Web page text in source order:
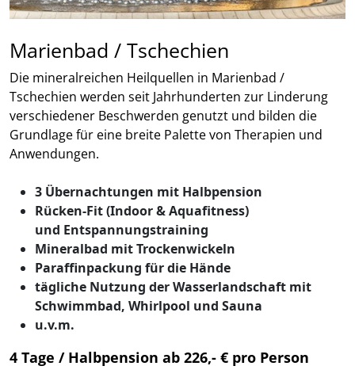
Marienbad / Tschechien
Die mineralreichen Heilquellen in Marienbad /
Tschechien werden seit Jahrhunderten zur Linderung
verschiedener Beschwerden genutzt und bilden die
Grundlage für eine breite Palette von Therapien und
Anwendungen.
3 Übernachtungen mit Halbpension
Rücken-Fit (Indoor & Aquafitness)
und Entspannungstraining
Mineralbad mit Trockenwickeln
Paraffinpackung für die Hände
tägliche Nutzung der Wasserlandschaft mit
Schwimmbad, Whirlpool und Sauna
u.v.m.
4 Tage / Halbpension ab 226,- € pro Person